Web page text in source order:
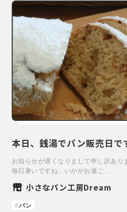
本日、銭湯でパン販売日で
お知らせが遅くなりまして申し訳あり
毎日暑いですね、いかがお過ご…
小さなパン工房Dream
パン